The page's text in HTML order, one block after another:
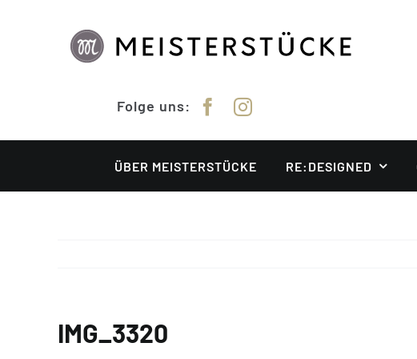
Folge uns:
ÜBER MEISTERSTÜCKE RE:DESIGNED
IMG_3320